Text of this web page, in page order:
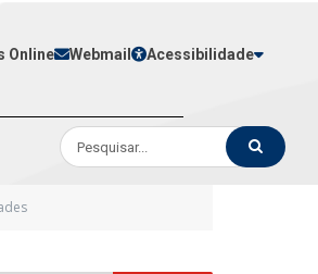
Online Webmail Acessibilidade